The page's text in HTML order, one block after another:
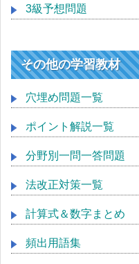
3級予想問題
その他の学習教材
穴埋め問題一覧
ポイント解説一覧
分野別一問一答問題
法改正対策一覧
計算式＆数字まとめ
頻出用語集